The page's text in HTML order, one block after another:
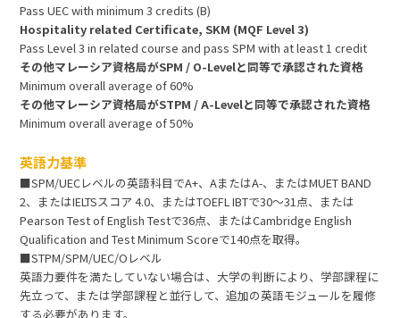
Pass UEC with minimum 3 credits (B)
Hospitality related Certificate, SKM (MQF Level 3)
Pass Level 3 in related course and pass SPM with at least 1 credit
その他マレーシア資格局がSPM / O-Levelと同等で承認された資格
Minimum overall average of 60%
その他マレーシア資格局がSTPM / A-Levelと同等で承認された資格
Minimum overall average of 50%
英語力基準
■SPM/UECレベルの英語科目でA+、AまたはA-、またはMUET BAND
2、またはIELTSスコア 4.0、またはTOEFL IBTで30～31点、または
Pearson Test of English Testで36点、またはCambridge English
Qualification and Test Minimum Scoreで140点を取得。
■STPM/SPM/UEC/Oレベル
英語力要件を満たしていない場合は、大学の判断により、学部課程に
先立って、または学部課程と並行して、追加の英語モジュールを履修
する必要があります。